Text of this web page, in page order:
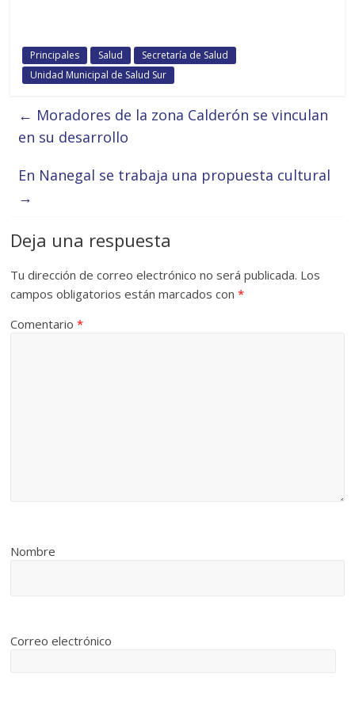
Principales Salud
Secretaría de Salud
Unidad Municipal de Salud Sur
← Moradores de la zona Calderón se vinculan
en su desarrollo
En Nanegal se trabaja una propuesta cultural
→
Deja una respuesta
Tu dirección de correo electrónico no será publicada. Los
campos obligatorios están marcados con*
Comentario*
Nombre
Correo electrónico